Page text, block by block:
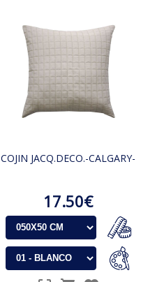
COJIN JACQ.DECO.-CALGARY-
17.50€